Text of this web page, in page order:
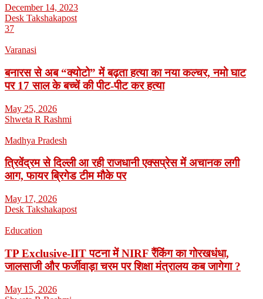
December 14, 2023
Desk Takshakapost
37
Varanasi
बनारस से अब “क्योटो” में बढ़ता हत्या का नया कल्चर, नमो घाट
पर 17 साल के बच्चें की पीट-पीट कर हत्या
May 25, 2026
Shweta R Rashmi
Madhya Pradesh
त्रिवेंद्रम से दिल्ली आ रही राजधानी एक्सप्रेस में अचानक लगी
आग, फायर ब्रिगेड टीम मौके पर
May 17, 2026
Desk Takshakapost
Education
TP Exclusive-IIT पटना में NIRF रैंकिंग का गोरखधंधा,
जालसाजी और फर्जीवाड़ा चरम पर शिक्षा मंत्रालय कब जागेगा ?
May 15, 2026